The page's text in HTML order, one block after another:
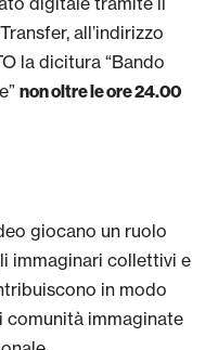
all’indirizzo
la dicitura “Bando
non oltre le ore 24.00
giocano un ruolo
immaginari collettivi e
in modo
comunità immaginate